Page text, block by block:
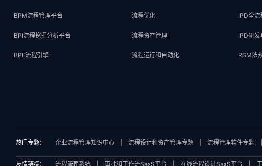
BPM流程管理平台
BPI流程挖掘分析平台
BPE流程引擎
流程优化
流程资产管理
流程运行和自动化
IPD全流
IPD研发
RSM法
热门专题： 企业流程管理知识中心 流程设计和资产管理专题 流程管理软件专题
友情链接： 流程管理系统 审批和工作流SaaS平台 在线流程设计SaaS平台